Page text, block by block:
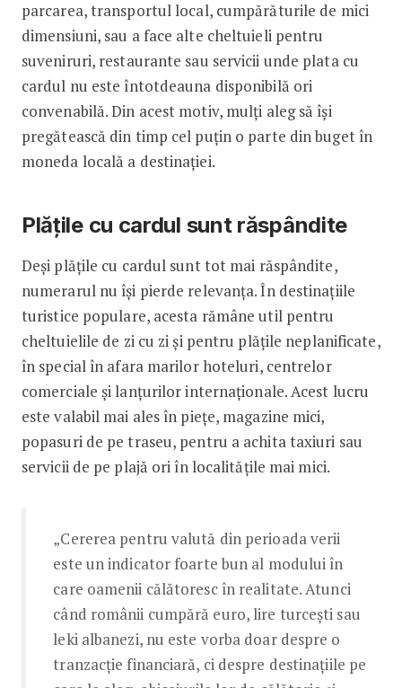
parcarea, transportul local, cumpărăturile de mici
dimensiuni, sau a face alte cheltuieli pentru
suveniruri, restaurante sau servicii unde plata cu
cardul nu este întotdeauna disponibilă ori
convenabilă. Din acest motiv, mulți aleg să își
pregătească din timp cel puțin o parte din buget în
moneda locală a destinației.
Plățile cu cardul sunt răspândite
Deși plățile cu cardul sunt tot mai răspândite,
numerarul nu își pierde relevanța. În destinațiile
turistice populare, acesta rămâne util pentru
cheltuielile de zi cu zi și pentru plățile neplanificate,
în special în afara marilor hoteluri, centrelor
comerciale și lanțurilor internaționale. Acest lucru
este valabil mai ales în piețe, magazine mici,
popasuri de pe traseu, pentru a achita taxiuri sau
servicii de pe plajă ori în localitățile mai mici.
„Cererea pentru valută din perioada verii
este un indicator foarte bun al modului în
care oamenii călătoresc în realitate. Atunci
când românii cumpără euro, lire turcești sau
leki albanezi, nu este vorba doar despre o
tranzacție financiară, ci despre destinațiile pe